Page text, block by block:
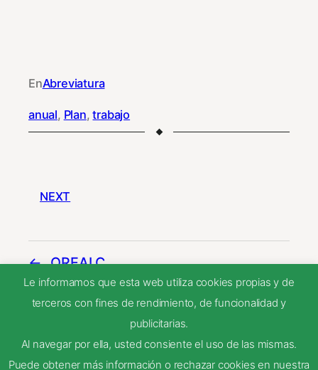
EnAbreviatura
anual, Plan, trabajo
NEXT
OREALC
PEMLE
Le informamos que esta web utiliza cookies propias y de
terceros con fines de rendimiento, de funcionalidad y
publicitarias.
Al navegar por ella, usted consiente el uso de las mismas.
Puede obtener más información o rechazar cookies en nuestra